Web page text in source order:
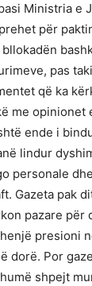
Ministria e
për
pas
që ka
me opinionet
ende i
lindur
personale
Gazeta pak
pazare për
presioni
dorë. Por
shpejt